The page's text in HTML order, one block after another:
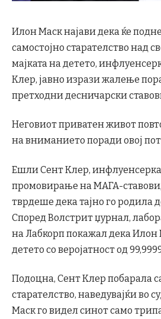
Илон Маск најави дека ќе
самостојно старателство над
мајката на детето,
Клер, јавно изрази жалење
претходни десничарски
Неговиот приватен живот
на вниманието поради овој
Ешли Сент Клер, инфлуенсерка
промовирање на МАГА-
тврдеше дека тајно го родила
Според Волстрит џурнал,
на Лабкорп покажал дека Илон
детето со веројатност од
Подоцна, Сент Клер побарала
старателство, наведувајќи во
Маск го видел синот само